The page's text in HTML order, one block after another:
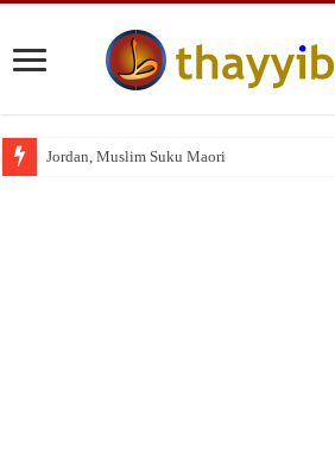
Jordan, Muslim Suku Maori